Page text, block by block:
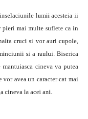
lumii acesteia ii
pieri mai multe suflete ca in
cruci si vor auri cupole,
si a raului. Biserica
cineva va putea
avea un caracter cat mai
cineva la acei ani.